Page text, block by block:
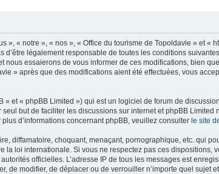
», « notre », « nos », « Office du tourisme de Topoldavie » et «
légalement responsable de toutes les conditions
nous essaierons de vous informer de ces modifications, bien
» après que des modifications aient été effectuées, vous
et « phpBB Limited ») qui est un logiciel de forum de
but de faciliter les discussions sur internet et phpBB
d’informations concernant phpBB, veuillez consulter le site
diffamatoire, choquant, menaçant, pornographique, etc. qui
la loi internationale. Si vous ne respectez pas ces dispositions,
officielles. L’adresse IP de tous les messages est
de modifier, de déplacer ou de verrouiller n’importe quel sujet